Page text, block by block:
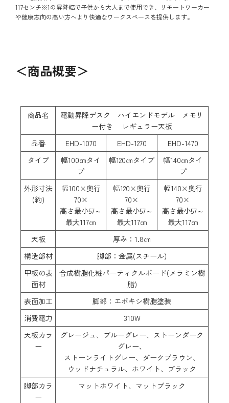
117センチ※1の昇降幅で子供から大人まで使用でき、リモートワーカー
や健康志向の高い方へより快適なワークスペースを提供します。
＜商品概要＞
商品名
電動昇降デスク ハイエンドモデル メモリ
ー付き レギュラー天板
品番
EHD-1070 EHD-1270
EHD-1470
タイプ
幅100㎝タイ
プ
幅120㎝タイプ
幅140㎝タイ
プ
外形寸法
(約)
幅100×奥行
70×
高さ最小57～
最大117㎝
幅120×奥行
70×
高さ最小57～
最大117㎝
幅140×奥行
70×
高さ最小57～
最大117㎝
天板
厚み：1.8㎝
構造部材
脚部：金属(スチール)
甲板の表
面材
合成樹脂化粧パーティクルボード(メラミン樹
脂)
表面加工
脚部：エポキシ樹脂塗装
消費電力
310W
天板カラ
ー
グレージュ、ブルーグレー、ストーンダーク
グレー、
ストーンライトグレー、ダークブラウン、
ウッドナチュラル、ホワイト、ブラック
脚部カラ
ー
マットホワイト、マットブラック